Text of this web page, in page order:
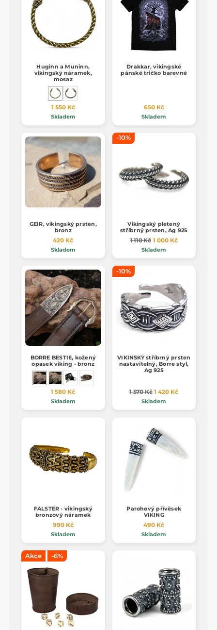
Huginn a Muninn,
vikingský náramek,
mosaz
1 550 Kč
Skladem
Drakkar, vikingské
pánské tričko barevné
650 Kč
Skladem
GEIR, vikingský prsten,
bronz
420 Kč
Skladem
-10%
Vikingský pletený
stříbrný prsten, Ag 925
1 110 Kč 1 000 Kč
Skladem
BORRE BESTIE, kožený
opasek viking - bronz
1 580 Kč
Skladem
-10%
VIKINSKÝ stříbrný prsten
nastavitelný, Borre styl,
Ag 925
1 570 Kč 1 420 Kč
Skladem
FALSTER - vikingský
bronzový náramek
990 Kč
Skladem
Parohový přívěsek
VIKING
490 Kč
Skladem
Akce -6%